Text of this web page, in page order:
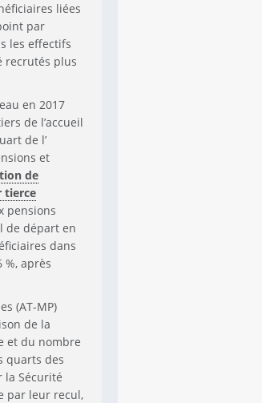
liées
par
les effectifs
recrutés plus
en 2017
de l’accueil
de l’
et
de
tierce
pensions
de départ en
dans
après
(AT-MP)
de la
et du nombre
quarts des
la Sécurité
par leur recul,